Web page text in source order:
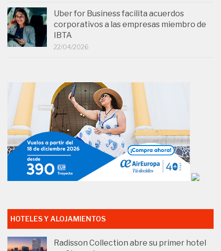
Uber for Business facilita acuerdos
corporativos a las empresas miembro de
IBTA
22/04/2026
HOTELES Y ALOJAMIENTOS
Radisson Collection abre su primer hotel